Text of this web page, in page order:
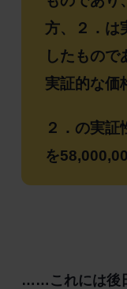
方、２．は
したもので
実証的な価
２．の実証
を
……これには後